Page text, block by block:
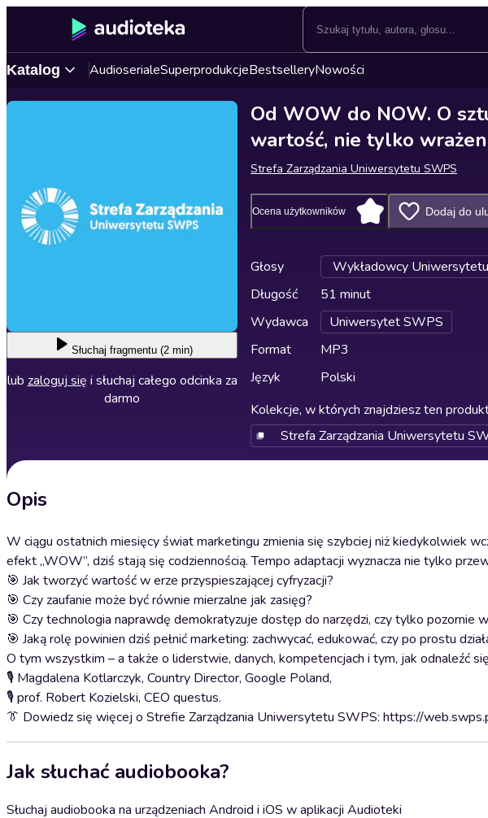
Katalog AudioserialeSuperprodukcjeBestselleryNowości
Słuchaj fragmentu (2 min)
lub zaloguj się i słuchaj całego odcinka za
darmo
Od WOW do NOW. O
wartość, nie tylko
Strefa Zarządzania Uniwersytetu SWPS
Ocena użytkowników Dodaj do
Głosy
Wykładowcy
Długość
51 minut
Wydawca
Uniwersytet SWPS
Format
MP3
Język
Polski
Kolekcje, w których znajdziesz ten
Strefa Zarządzania Uniwersytetu
Opis
W ciągu ostatnich miesięcy świat marketingu zmienia się szybciej niż kiedykolwiek
efekt „WOW”, dziś stają się codziennością. Tempo adaptacji wyznacza nie tylko
🎯 Jak tworzyć wartość w erze przyspieszającej cyfryzacji?
🎯 Czy zaufanie może być równie mierzalne jak zasięg?
🎯 Czy technologia naprawdę demokratyzuje dostęp do narzędzi, czy tylko pozornie
🎯 Jaką rolę powinien dziś pełnić marketing: zachwycać, edukować, czy po prostu
O tym wszystkim – a także o liderstwie, danych, kompetencjach i tym, jak odnaleźć
🎙️ Magdalena Kotlarczyk, Country Director, Google Poland,
🎙️ prof. Robert Kozielski, CEO questus.
👔 Dowiedz się więcej o Strefie Zarządzania Uniwersytetu SWPS: https://
Jak słuchać audiobooka?
Słuchaj audiobooka na urządzeniach Android i iOS w aplikacji Audioteki